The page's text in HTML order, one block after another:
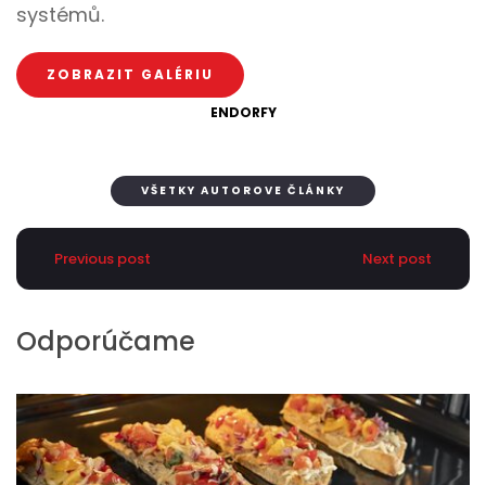
systémů.
ZOBRAZIT GALÉRIU
ENDORFY
VŠETKY AUTOROVE ČLÁNKY
Previous post Next post
Odporúčame